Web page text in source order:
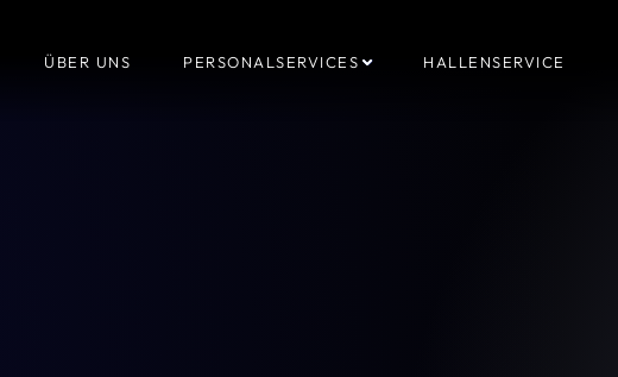
ÜBER UNS PERSONALSERVICES HALLENSERVICE